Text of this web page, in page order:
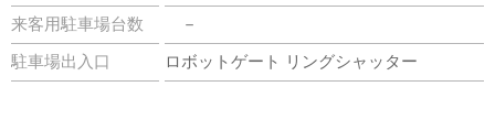
来客用駐車場台数 －
駐車場出入口 ロボットゲート リングシャッター